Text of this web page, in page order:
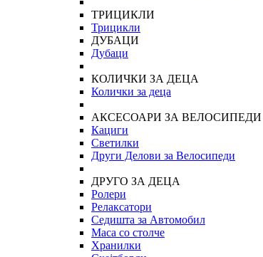
ТРИЦИКЛИ
Трицикли
ДУБАЦИ
Дубаци
КОЛИЧКИ ЗА ДЕЦА
Колички за деца
АКСЕСОАРИ ЗА ВЕЛОСИПЕДИ
Кациги
Светилки
Други Делови за Велосипеди
ДРУГО ЗА ДЕЦА
Ролери
Релаксатори
Седишта за Автомобил
Маса со столче
Хранилки